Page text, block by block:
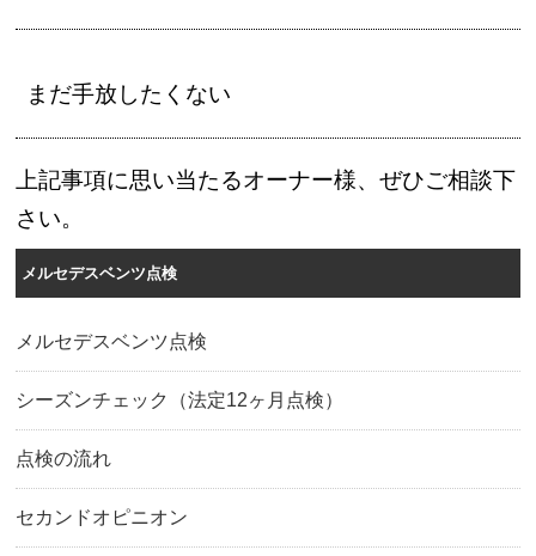
まだ手放したくない
上記事項に思い当たるオーナー様、ぜひご相談下
さい。
メルセデスベンツ点検
メルセデスベンツ点検
シーズンチェック（法定12ヶ月点検）
点検の流れ
セカンドオピニオン